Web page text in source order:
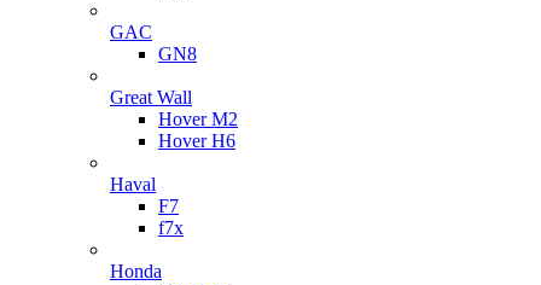
GAC
GN8
Great Wall
Hover M2
Hover H6
Haval
F7
f7x
Honda